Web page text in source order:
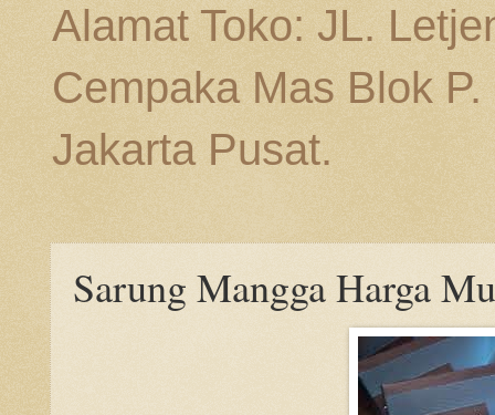
Alamat Toko: JL.
Cempaka Mas Blok
Jakarta Pusat.
Sarung Mangga Harga